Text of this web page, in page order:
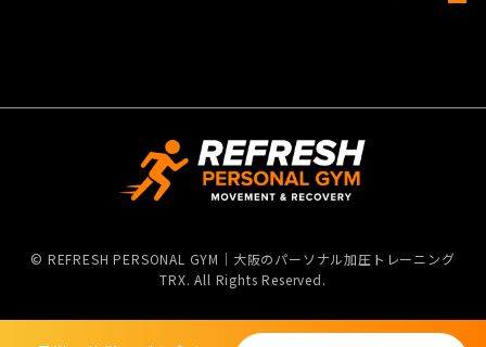
© REFRESH PERSONAL GYM｜大阪のパーソナル加圧トレーニング
TRX. All Rights Reserved.